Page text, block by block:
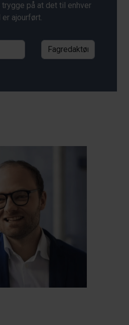
på at det til enhver
er ajourført.